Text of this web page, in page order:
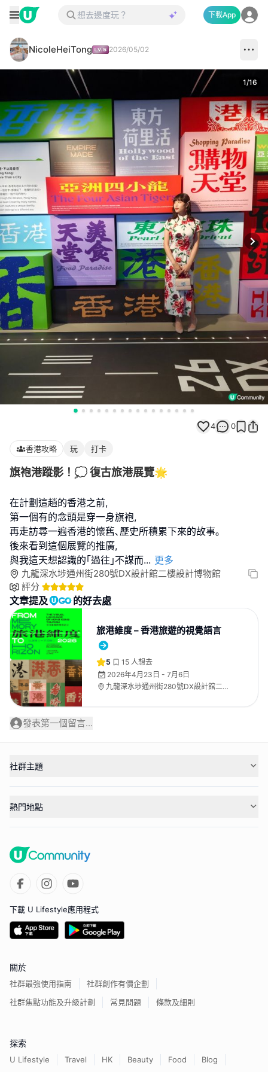
下載App
NicoleHeiTong 2026/05/02
1/16
4 0
香港攻略 玩 打卡
旗袍港蹤影！💭 復古旅港展覽🌟
在計劃這趟的香港之前,
第一個有的念頭是穿一身旗袍,
再走訪尋一遍香港的懷舊､歷史所積累下來的故事｡
後來看到這個展覽的推廣,
與我這天想認識的｢過往｣不謀而... 更多
九龍深水埗通州街280號DX設計館二樓設計博物館
評分
文章提及 的好去處
旅港維度 – 香港旅遊的視覺語言
5 15 人想去
2026年4月23日 - 7月6日
九龍深水埗通州街280號DX設計館二樓
發表第一個留言...
社群主題
熱門地點
下載 U Lifestyle應用程式
關於
社群最強使用指南
社群創作有價企劃
社群焦點功能及升級計劃
常見問題 條款及細則
探索
U Lifestyle Travel HK Beauty Food Blog